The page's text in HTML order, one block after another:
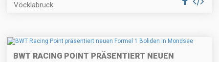
Vöcklabruck
BWT RACING POINT PRÄSENTIERT NEUEN